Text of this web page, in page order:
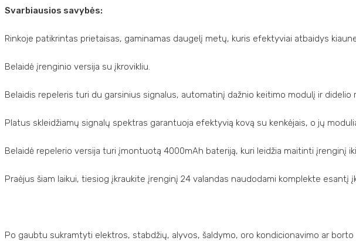
Svarbiausios savybės:
Rinkoje patikrintas prietaisas, gaminamas daugelį metų, kuris efektyviai atbaidys
Belaidė įrenginio versija su įkrovikliu.
Belaidis repeleris turi du garsinius signalus, automatinį dažnio keitimo modulį ir didelio
Platus skleidžiamų signalų spektras garantuoja efektyvią kovą su kenkėjais, o jų
Belaidė repelerio versija turi įmontuotą 4000mAh bateriją, kuri leidžia maitinti įrenginį
Praėjus šiam laikui, tiesiog įkraukite įrenginį 24 valandas naudodami komplekte esantį
Po gaubtu sukramtyti elektros, stabdžių, alyvos, šaldymo, oro kondicionavimo ar